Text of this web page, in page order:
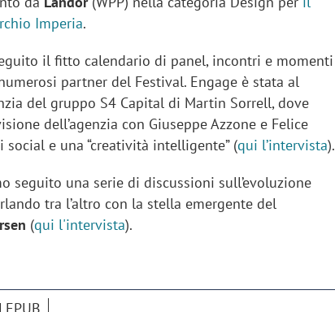
Imperia.
il fitto calendario di panel, incontri e momenti
partner del Festival. Engage è stata al
del gruppo S4 Capital di Martin Sorrell, dove
dell’agenzia con Giuseppe Azzone e Felice
e una “creatività intelligente” (qui l’intervista).
seguito una serie di discussioni sull’evoluzione
tra l’altro con la stella emergente del
(qui l'intervista).
LEPUB